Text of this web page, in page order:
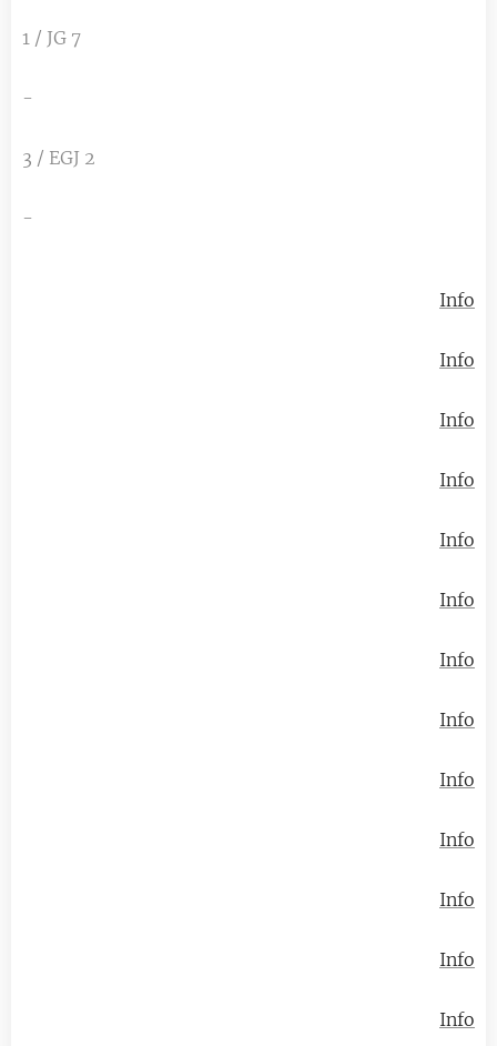
1 / JG 7
-
3 / EGJ 2
-
Info
Info
Info
Info
Info
Info
Info
Info
Info
Info
Info
Info
Info